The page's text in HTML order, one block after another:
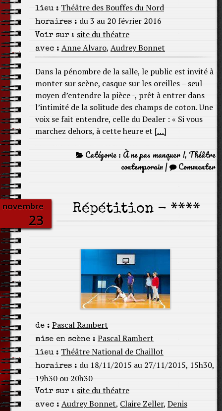
lieu : Théâtre des Bouffes du Nord
horaires : du 3 au 20 février 2016
Voir sur : site du théatre
avec : Anne Alvaro, Audrey Bonnet
Dans la pénombre de la salle, le public est invité à
monter sur scène, casque sur les oreilles – seul
moyen d’entendre la pièce -, prêt à entrer dans
l’intimité de la solitude des champs de coton. Une
voix se fait entendre, celle du Dealer : « Si vous
marchez dehors, à cette heure et […]
Catégorie : À ne pas manquer !, Théâtre
contemporain| Commenter
novembre
23
Répétition - ****
de : Pascal Rambert
mise en scène : Pascal Rambert
lieu : Théâtre National de Chaillot
horaires : du 18/11/2015 au 27/11/2015, 15h30,
19h30 ou 20h30
Voir sur : site du théatre
avec : Audrey Bonnet, Claire Zeller, Denis